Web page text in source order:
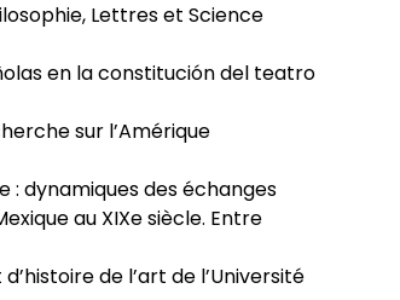
Lettres et Science
en la constitución del teatro
sur l’Amérique
: dynamiques des échanges
au XIXe siècle. Entre
de l’art de l’Université